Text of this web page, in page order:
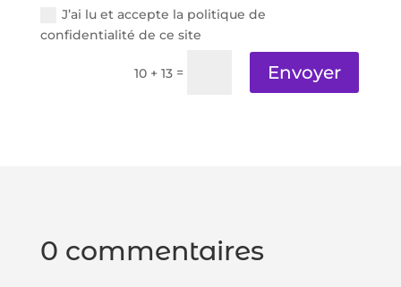
J’ai lu et accepte la politique de
confidentialité de ce site
10 + 13 = Envoyer
0 commentaires